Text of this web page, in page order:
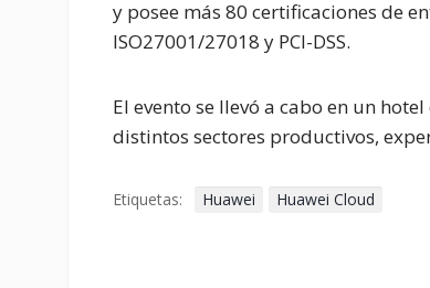
y posee más 80 certificaciones de
ISO27001/27018 y PCI-DSS.
El evento se llevó a cabo en un
distintos sectores productivos,
Etiquetas: Huawei Huawei Cloud